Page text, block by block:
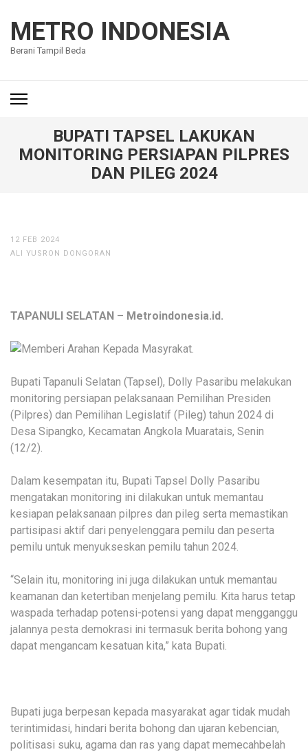
konten
(Tekan
METRO INDONESIA
Berani Tampil Beda
BUPATI TAPSEL LAKUKAN
MONITORING PERSIAPAN PILPRES
DAN PILEG 2024
12 FEB 2024
ALI YUSRON DONGORAN
TAPANULI SELATAN – Metroindonesia.id.
Bupati Tapanuli Selatan (Tapsel), Dolly Pasaribu melakukan
monitoring persiapan pelaksanaan Pemilihan Presiden
(Pilpres) dan Pemilihan Legislatif (Pileg) tahun 2024 di
Desa Sipangko, Kecamatan Angkola Muaratais, Senin
(12/2).
Dalam kesempatan itu, Bupati Tapsel Dolly Pasaribu
mengatakan monitoring ini dilakukan untuk memantau
kesiapan pelaksanaan pilpres dan pileg serta memastikan
partisipasi aktif dari penyelenggara pemilu dan peserta
pemilu untuk menyukseskan pemilu tahun 2024.
“Selain itu, monitoring ini juga dilakukan untuk memantau
keamanan dan ketertiban menjelang pemilu. Kita harus tetap
waspada terhadap potensi-potensi yang dapat mengganggu
jalannya pesta demokrasi ini termasuk berita bohong yang
dapat mengancam kesatuan kita,” kata Bupati.
Bupati juga berpesan kepada masyarakat agar tidak mudah
terintimidasi, hindari berita bohong dan ujaran kebencian,
politisasi suku, agama dan ras yang dapat memecahbelah